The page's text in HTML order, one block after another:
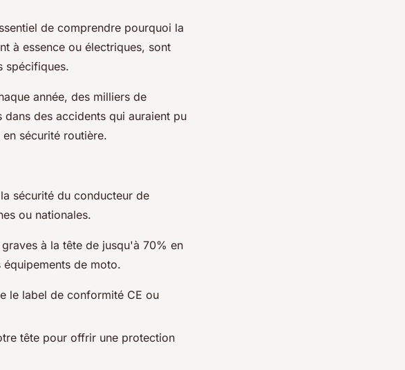
de comprendre pourquoi la
à essence ou électriques, sont
spécifiques.
année, des milliers de
des accidents qui auraient pu
sécurité routière.
sécurité du conducteur de
ou nationales.
à la tête de jusqu'à 70% en
de moto.
le label de conformité CE ou
tête pour offrir une protection